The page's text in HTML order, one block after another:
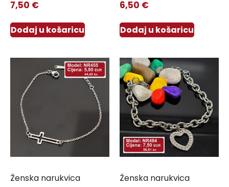
7,50 €
Dodaj u košaricu
6,50 €
Dodaj u košaricu
Ženska narukvica Ženska narukvica